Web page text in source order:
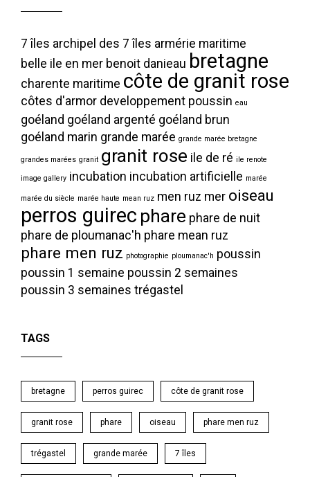
7 îles archipel des 7 îles armérie maritime
belle ile en mer benoit danieau bretagne
charente maritime côte de granit rose
côtes d'armor developpement poussin eau
goéland goéland argenté goéland brun
goéland marin grande marée grande marée bretagne
grandes marées granit granit rose ile de ré ile renote
image gallery incubation incubation artificielle marée
marée du siècle marée haute mean ruz men ruz mer oiseau
perros guirec phare phare de nuit
phare de ploumanac'h phare mean ruz
phare men ruz photographie ploumanac'h poussin
poussin 1 semaine poussin 2 semaines
poussin 3 semaines trégastel
TAGS
bretagne perros guirec côte de granit rose
granit rose phare oiseau phare men ruz
trégastel grande marée 7 îles